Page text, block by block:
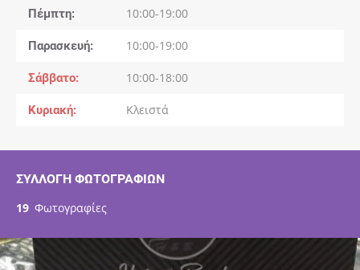
Πέμπτη 10:00-19:00
Παρασκευή 10:00-19:00
Σάββατο 10:00-18:00
Κυριακή Κλειστά
ΣΥΛΛΟΓΉ ΦΩΤΟΓΡΑΦΙΏΝ
19 Φωτογραφίες